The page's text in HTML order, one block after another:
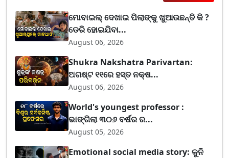
ମୋବାଇଲ୍ ଦେଖାଇ ପିଲାଙ୍କୁ ଖୁଆଉଛନ୍ତି କି ?
ଡେରି ହୋଇଯିବା...
August 06, 2026
Shukra Nakshatra Parivartan:
ଅଗଷ୍ଟ ୧୧ରେ ହସ୍ତ ନକ୍ଷ...
August 06, 2026
World's youngest professor :
ଭାଙ୍ଗିଲା ୩୦୬ ବର୍ଷର ର...
August 05, 2026
Emotional social media story: କୁନି